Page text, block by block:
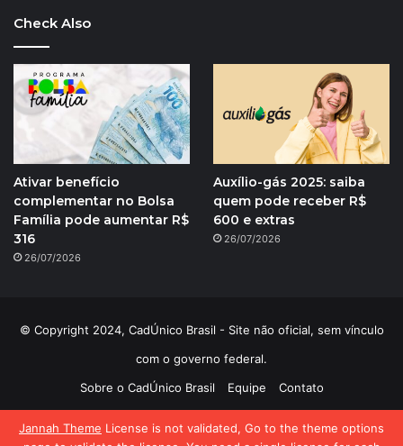
Jannah Theme License is not validated, Go to the theme options
Check Also
Ativar benefício
complementar no Bolsa
Família pode aumentar R$
316
26/07/2026
Auxílio-gás 2025: saiba
quem pode receber R$
600 e extras
26/07/2026
© Copyright 2024, CadÚnico Brasil - Site não oficial, sem vínculo
com o governo federal.
Sobre o CadÚnico Brasil
Equipe
Contato